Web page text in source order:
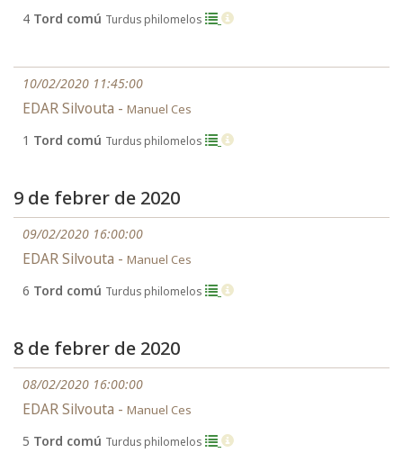
4 Tord comú Turdus philomelos
10/02/2020 11:45:00
EDAR Silvouta - Manuel Ces
1 Tord comú Turdus philomelos
9 de febrer de 2020
09/02/2020 16:00:00
EDAR Silvouta - Manuel Ces
6 Tord comú Turdus philomelos
8 de febrer de 2020
08/02/2020 16:00:00
EDAR Silvouta - Manuel Ces
5 Tord comú Turdus philomelos